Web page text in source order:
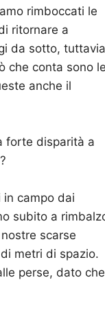
rimboccati le
ritornare a
da sotto, tuttavia
che conta sono le
anche il
forte disparità a
campo dai
subito a
scarse
metri di spazio.
perse, dato che